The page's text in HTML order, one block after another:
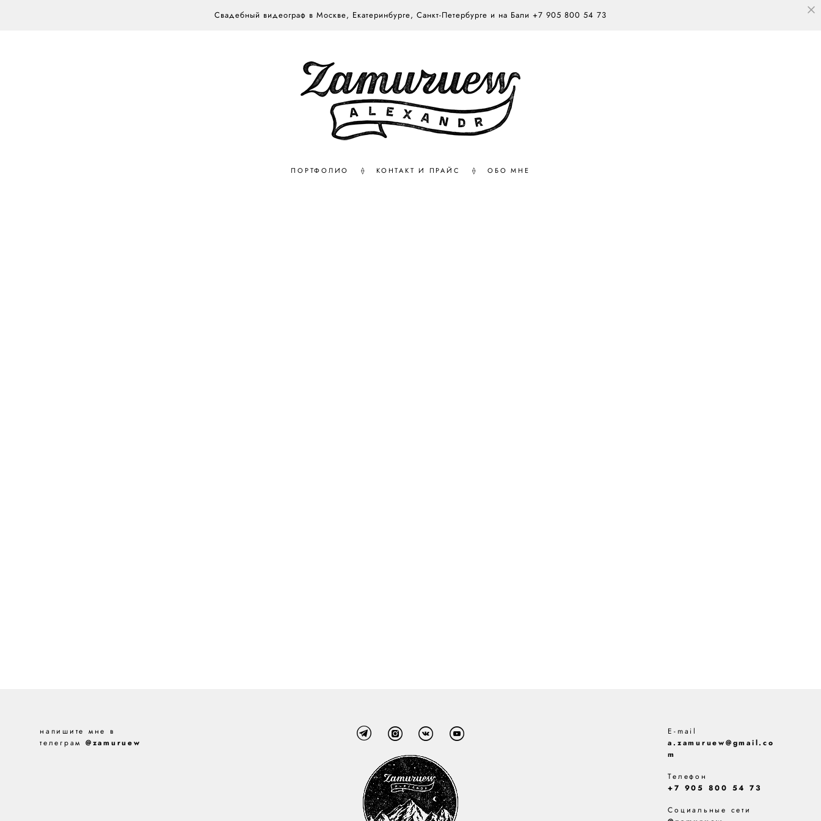
Свадебный видеограф в Москве, Екатеринбурге, Санкт-Петербурге и на Бали +7 905 800 54 73
ПОРТФОЛИО ⟠ КОНТАКТ И ПРАЙС ⟠ ОБО МНЕ
напишите мне в
телеграм @zamuruew
E-mail
a.zamuruew@gmail.co
m
Телефон
+7 905 800 54 73
Социальные сети